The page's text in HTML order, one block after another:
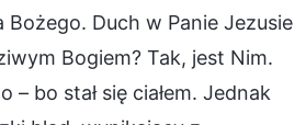
Bożego. Duch w Panie Jezusie
Bogiem? Tak, jest Nim.
bo stał się ciałem. Jednak